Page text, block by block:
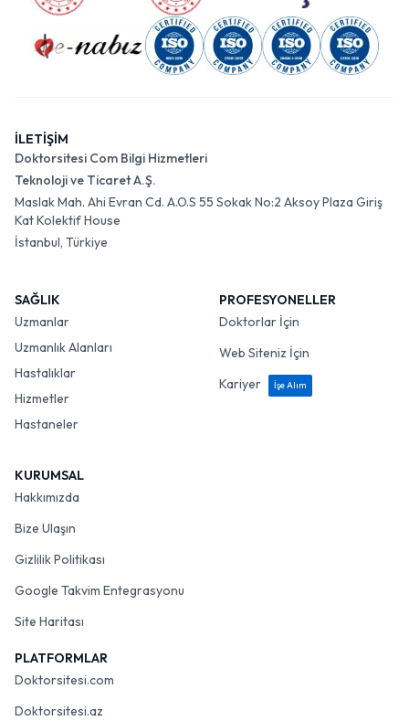
İLETİŞİM
Doktorsitesi Com Bilgi Hizmetleri
Teknoloji ve Ticaret A.Ş.
Maslak Mah. Ahi Evran Cd. A.O.S 55 Sokak No:2 Aksoy Plaza Giriş
Kat Kolektif House
İstanbul, Türkiye
SAĞLIK
Uzmanlar
Uzmanlık Alanları
Hastalıklar
Hizmetler
Hastaneler
PROFESYONELLER
Doktorlar İçin
Web Siteniz İçin
Kariyer
İşe Alım
KURUMSAL
Hakkımızda
Bize Ulaşın
Gizlilik Politikası
Google Takvim Entegrasyonu
Site Haritası
PLATFORMLAR
Doktorsitesi.com
Doktorsitesi.az